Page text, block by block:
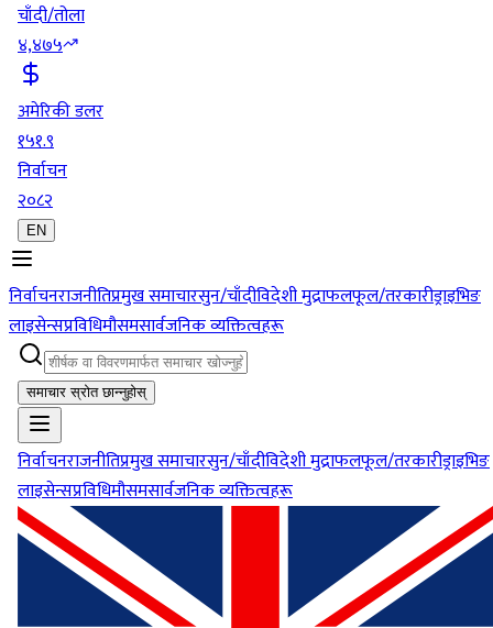
चाँदी/तोला
४,४७५
अमेरिकी डलर
१५१.९
निर्वाचन
२०८२
EN
निर्वाचनराजनीतिप्रमुख समाचारसुन/चाँदीविदेशी मुद्राफलफूल/तरकारीड्राइभिङ
लाइसेन्सप्रविधिमौसमसार्वजनिक व्यक्तित्वहरू
समाचार स्रोत छान्नुहोस्
निर्वाचनराजनीतिप्रमुख समाचारसुन/चाँदीविदेशी मुद्राफलफूल/तरकारीड्राइभिङ
लाइसेन्सप्रविधिमौसमसार्वजनिक व्यक्तित्वहरू